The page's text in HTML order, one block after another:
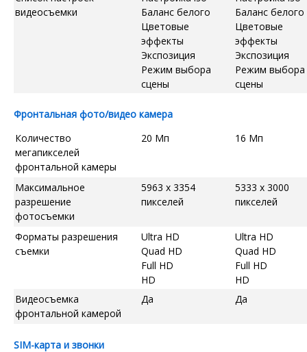
видеосъемки
Баланс белого
Цветовые
эффекты
Экспозиция
Режим выбора
сцены
Баланс белого
Цветовые
эффекты
Экспозиция
Режим выбора
сцены
Фронтальная фото/видео камера
Количество
мегапикселей
фронтальной камеры
20 Мп 16 Мп
Максимальное
разрешение
фотосъемки
5963 x 3354
пикселей
5333 x 3000
пикселей
Форматы разрешения
съемки
Ultra HD
Quad HD
Full HD
HD
Ultra HD
Quad HD
Full HD
HD
Видеосъемка
фронтальной камерой
Да Да
SIM-карта и звонки